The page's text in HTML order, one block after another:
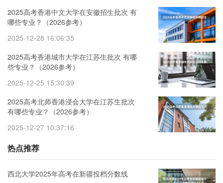
2025高考香港中文大学在安徽招生批次 有
哪些专业？（2026参考）
2025-12-28 16:06:35
2025高考香港城市大学在江苏生批次 有哪
些专业？（2026参考）
2025-12-25 15:30:39
2025高考北师香港浸会大学在江苏生批次
有哪些专业？（2026参考）
2025-12-27 10:37:16
热点推荐
西北大学2025年高考在新疆投档分数线